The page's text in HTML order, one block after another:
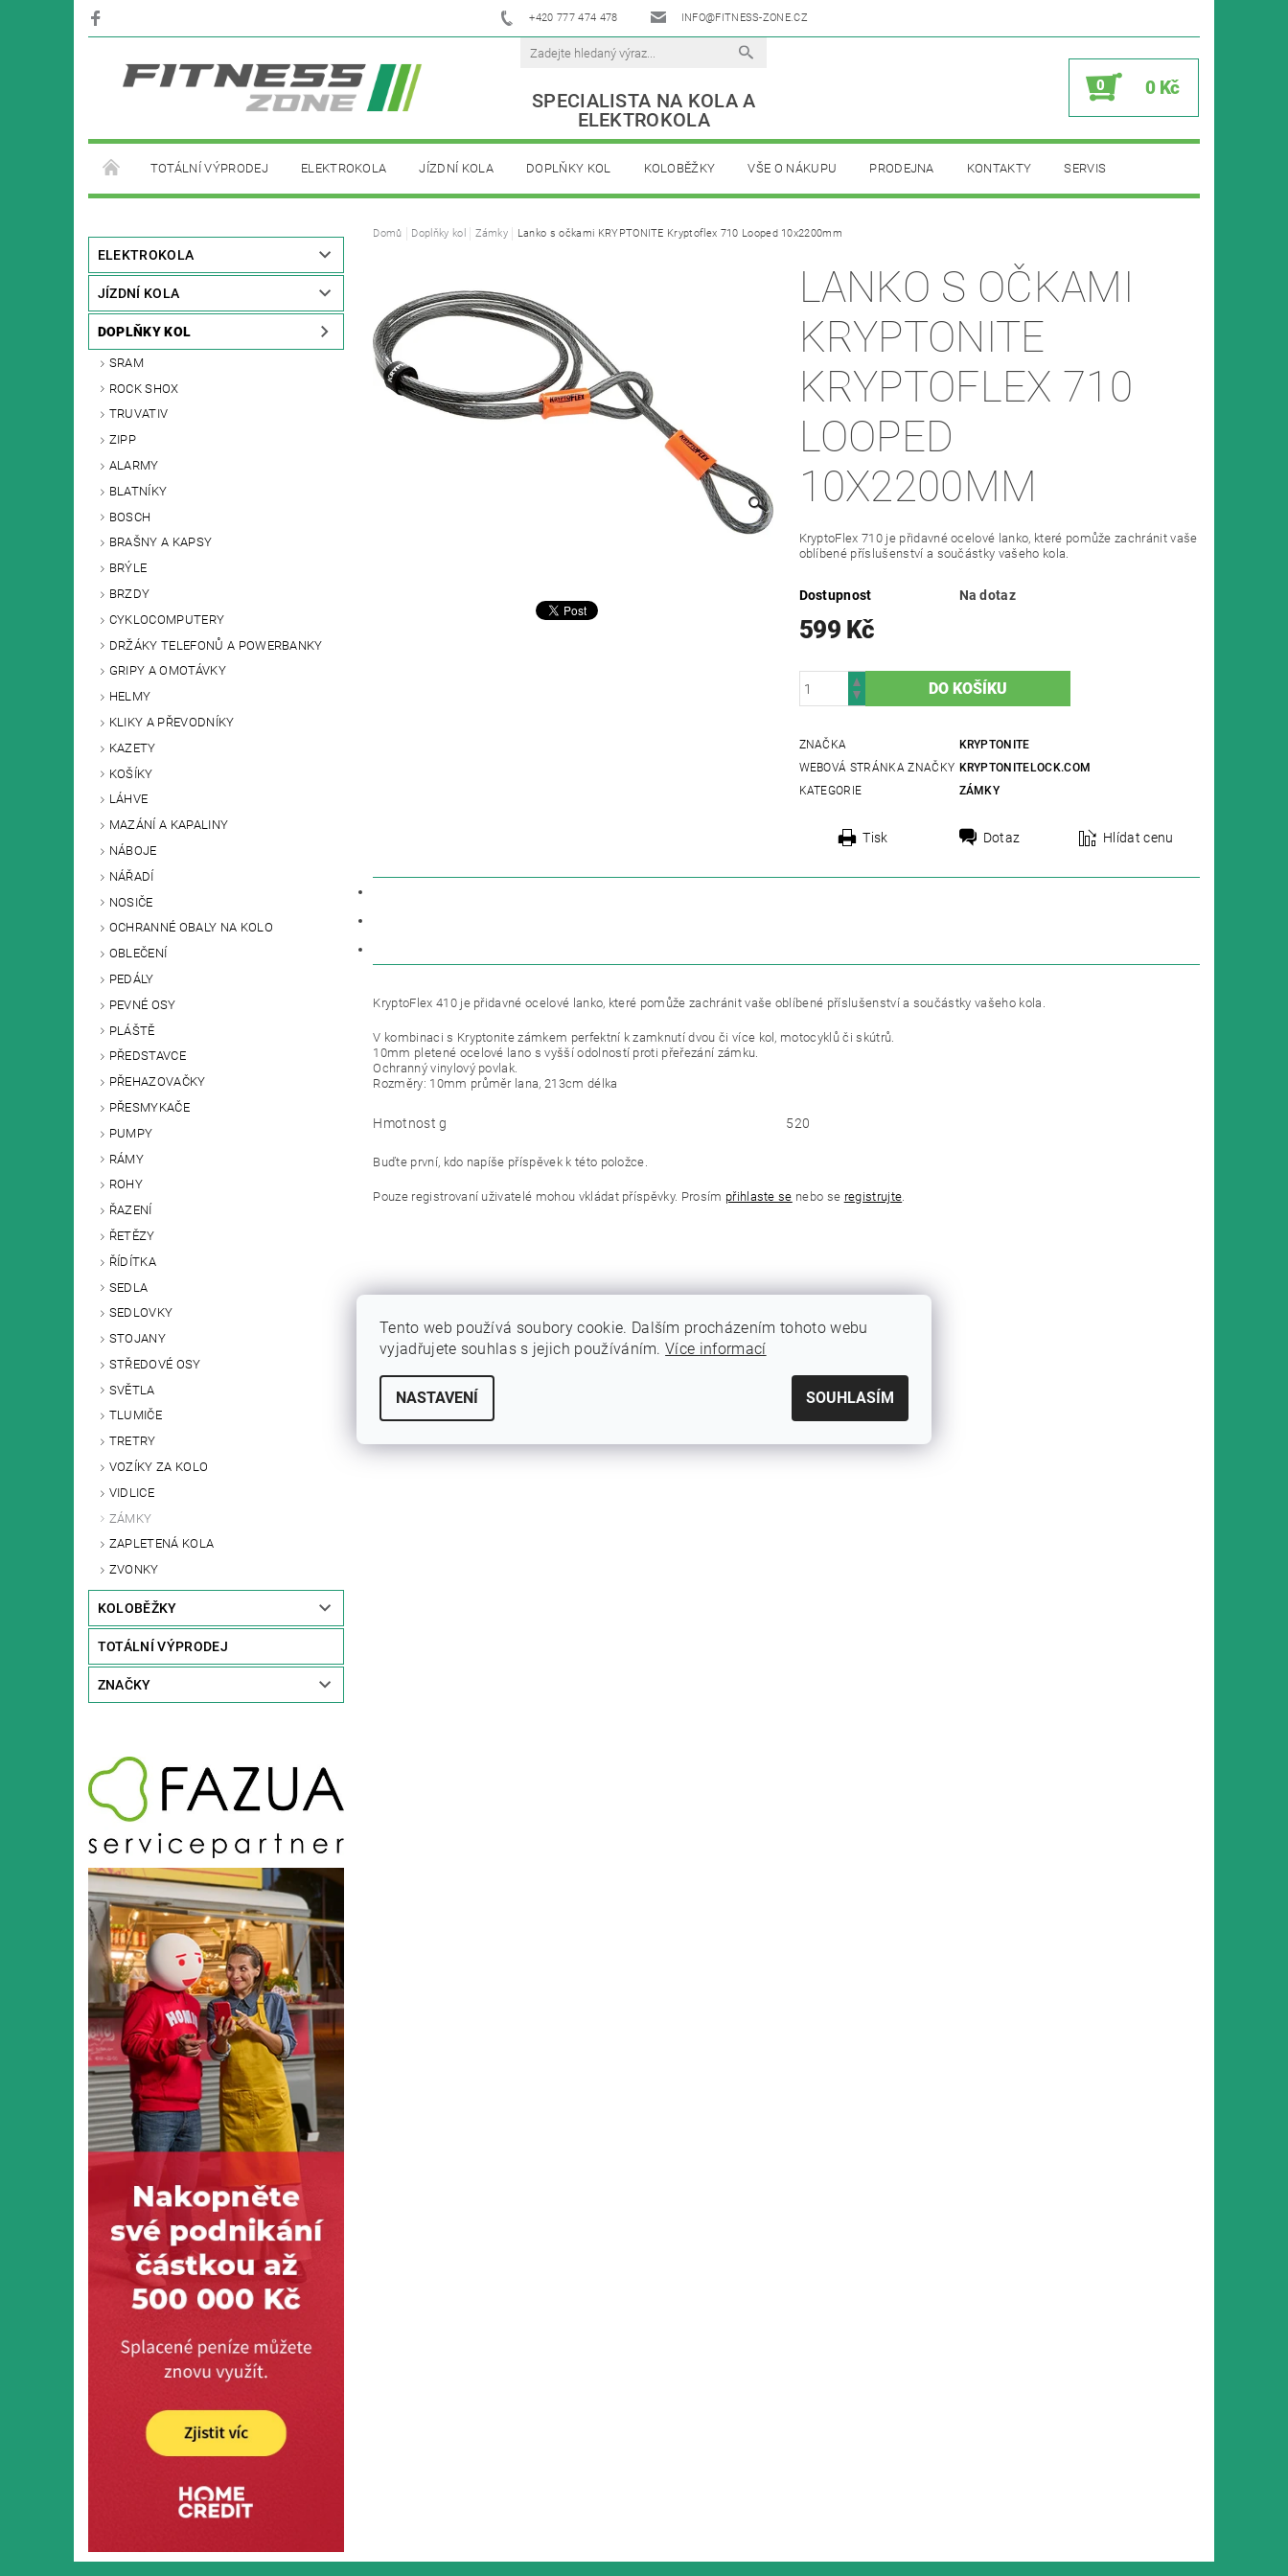
+420 777 474 478 INFO@FITNESS-ZONE.CZ
SPECIALISTA NA KOLA A
ELEKTROKOLA
0 0 Kč
TOTÁLNÍ VÝPRODEJ ELEKTROKOLA JÍZDNÍ KOLA DOPLŇKY KOL KOLOBĚŽKY VŠE O NÁKUPU PRODEJNA KONTAKTY SERVIS
ELEKTROKOLA
JÍZDNÍ KOLA
DOPLŇKY KOL
SRAM
ROCK SHOX
TRUVATIV
ZIPP
ALARMY
BLATNÍKY
BOSCH
BRAŠNY A KAPSY
BRÝLE
BRZDY
CYKLOCOMPUTERY
DRŽÁKY TELEFONŮ A POWERBANKY
GRIPY A OMOTÁVKY
HELMY
KLIKY A PŘEVODNÍKY
KAZETY
KOŠÍKY
LÁHVE
MAZÁNÍ A KAPALINY
NÁBOJE
NÁŘADÍ
NOSIČE
OCHRANNÉ OBALY NA KOLO
OBLEČENÍ
PEDÁLY
PEVNÉ OSY
PLÁŠTĚ
PŘEDSTAVCE
PŘEHAZOVAČKY
PŘESMYKAČE
PUMPY
RÁMY
ROHY
ŘAZENÍ
ŘETĚZY
ŘÍDÍTKA
SEDLA
SEDLOVKY
STOJANY
STŘEDOVÉ OSY
SVĚTLA
TLUMIČE
TRETRY
VOZÍKY ZA KOLO
VIDLICE
ZÁMKY
ZAPLETENÁ KOLA
ZVONKY
KOLOBĚŽKY
TOTÁLNÍ VÝPRODEJ
ZNAČKY
Domů Doplňky kol Zámky Lanko s očkami KRYPTONITE Kryptoflex 710 Looped 10x2200mm
LANKO S OČKAMI
KRYPTONITE
KRYPTOFLEX 710
LOOPED
10X2200MM
KryptoFlex 710 je přidavné ocelové lanko, které pomůže zachránit vaše
oblíbené příslušenství a součástky vašeho kola.
Dostupnost Na dotaz
599 Kč
ZNAČKA
KRYPTONITE
WEBOVÁ STRÁNKA ZNAČKY KRYPTONITELOCK.COM
KATEGORIE
ZÁMKY
Tisk Dotaz Hlídat cenu
KryptoFlex 410 je přidavné ocelové lanko, které pomůže zachránit vaše oblíbené příslušenství a součástky vašeho kola.
V kombinaci s Kryptonite zámkem perfektní k zamknutí dvou či více kol, motocyklů či skútrů.
10mm pletené ocelové lano s vyšší odolností proti přeřezání zámku.
Ochranný vinylový povlak.
Rozměry: 10mm průměr lana, 213cm délka
Hmotnost g 520
Buďte první, kdo napíše příspěvek k této položce.
Pouze registrovaní uživatelé mohou vkládat příspěvky. Prosím přihlaste se nebo se registrujte.
Tento web používá soubory cookie. Dalším procházením tohoto webu
vyjadřujete souhlas s jejich používáním.Více informací
NASTAVENÍ SOUHLASÍM